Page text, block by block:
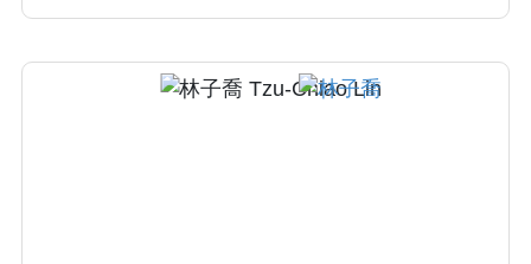
肝臟移植團隊負責麻醉醫師，對末期肝病變病
患之手術及重症加護累積不少經驗。